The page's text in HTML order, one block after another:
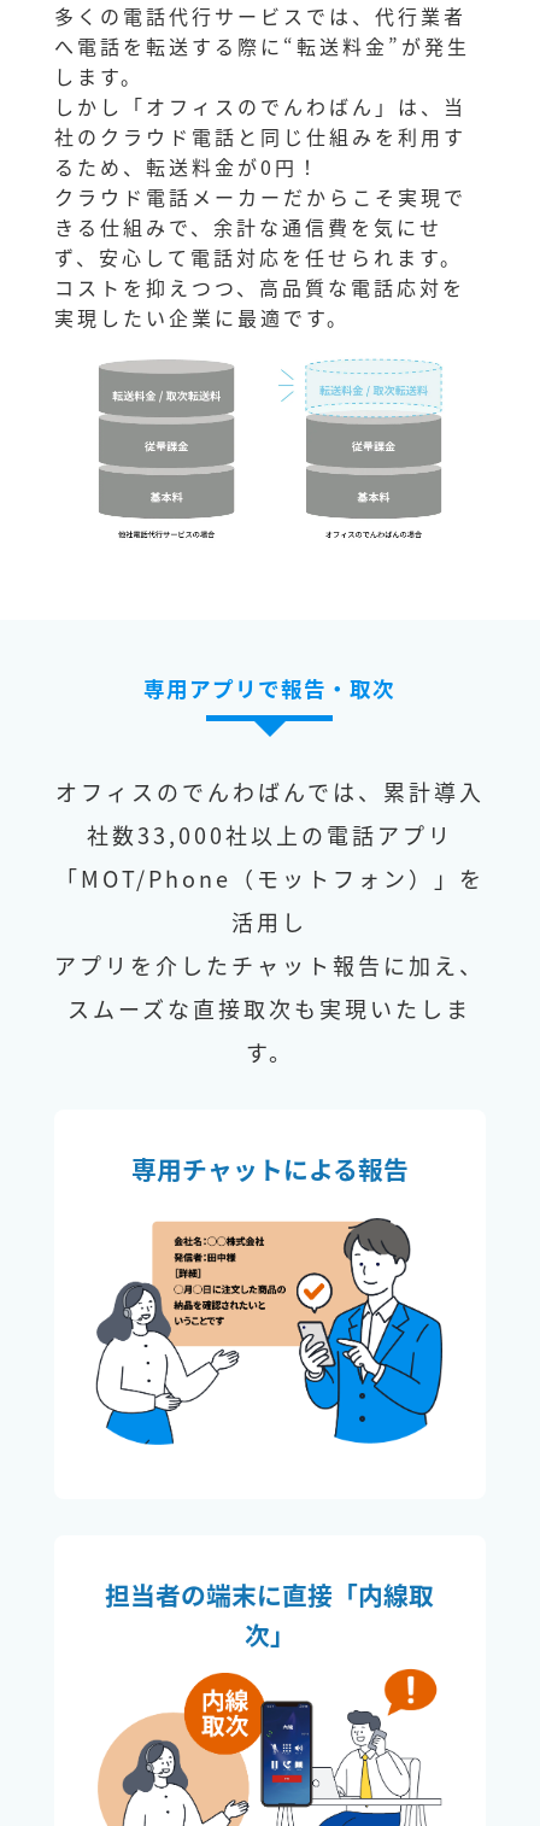
多くの電話代行サービスでは、代行業者
へ電話を転送する際に“転送料金”が発生
します。
しかし「オフィスのでんわばん」は、当
社のクラウド電話と同じ仕組みを利用す
るため、転送料金が0円！
クラウド電話メーカーだからこそ実現で
きる仕組みで、余計な通信費を気にせ
ず、安心して電話対応を任せられます。
コストを抑えつつ、高品質な電話応対を
実現したい企業に最適です。
専用アプリで報告・取次
オフィスのでんわばんでは、累計導入
社数33,000社以上の電話アプリ
「MOT/Phone（モットフォン）」を
活用し
アプリを介したチャット報告に加え、
スムーズな直接取次も実現いたしま
す。
専用チャットによる報告
担当者の端末に直接「内線取
次」